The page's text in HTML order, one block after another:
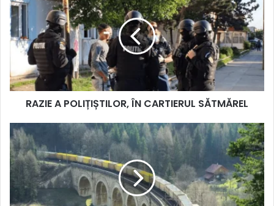
RAZIE A POLIȚIȘTILOR, ÎN CARTIERUL SĂTMĂREL